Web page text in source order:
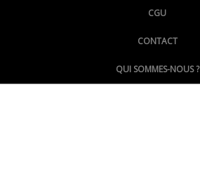
@LePoingMontpellier
CGU
CONTACT
QUI SOMMES-NOUS ?